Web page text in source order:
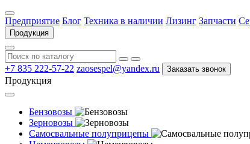
Предприятие Блог Техника в наличии Лизинг Запчасти
Продукция
+7 835 222-57-22 zaosespel@yandex.ru Заказать звонок
Продукция
Бензовозы
Зерновозы
Самосвальные полуприцепы